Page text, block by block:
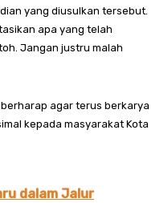
yang diusulkan tersebut.
apa yang telah
Jangan justru malah
agar terus berkarya
kepada masyarakat Kota
dalam Jalur